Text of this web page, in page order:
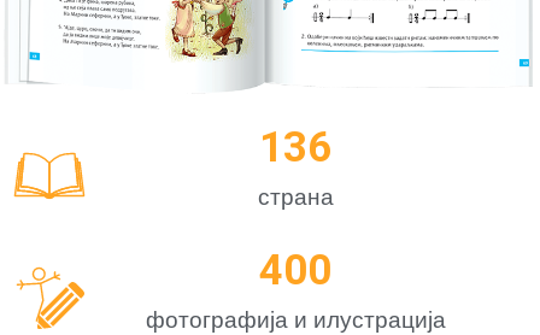
страна
136
фотографија и илустрација
400